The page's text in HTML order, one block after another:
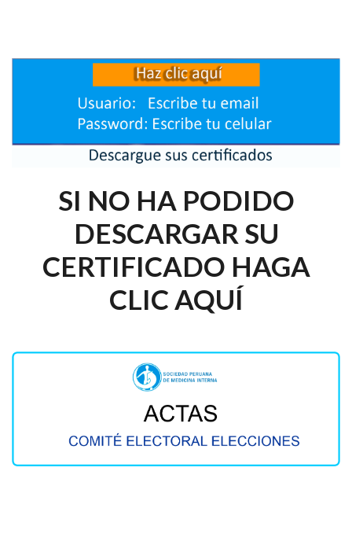
SI NO HA PODIDO
DESCARGAR SU
CERTIFICADO HAGA
CLIC AQUÍ